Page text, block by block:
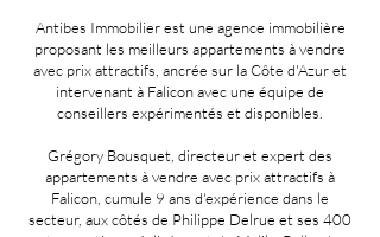
Antibes Immobilier est une agence immobilière
proposant les meilleurs appartements à vendre
avec prix attractifs, ancrée sur la Côte d'Azur et
intervenant à Falicon avec une équipe de
conseillers expérimentés et disponibles.
Grégory Bousquet, directeur et expert des
appartements à vendre avec prix attractifs à
Falicon, cumule 9 ans d'expérience dans le
secteur, aux côtés de Philippe Delrue et ses 400